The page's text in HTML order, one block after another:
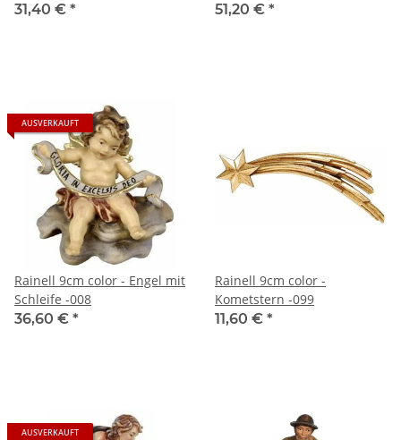
31,40 € *
51,20 € *
AUSVERKAUFT
Rainell 9cm color - Engel mit
Schleife -008
36,60 € *
Rainell 9cm color -
Kometstern -099
11,60 € *
AUSVERKAUFT